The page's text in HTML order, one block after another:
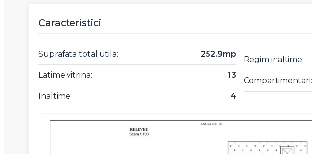
Caracteristici
Suprafata total utila: 252.9mp
Latime vitrina: 13
Inaltime: 4
Regim inaltime:
Compartimentari: